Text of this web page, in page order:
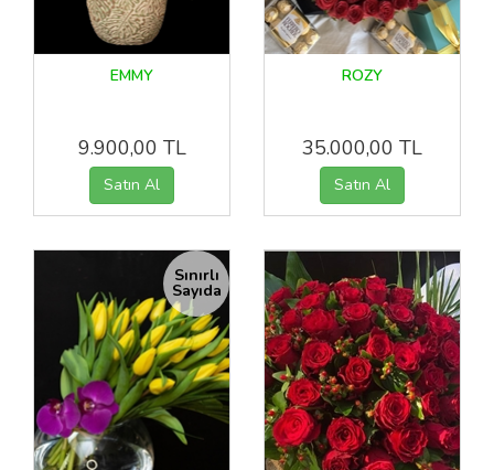
EMMY
9.900,00 TL
ROZY
35.000,00 TL
Sınırlı
Sayıda